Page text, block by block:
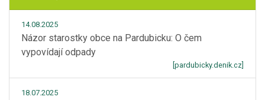
14.08.2025
Názor starostky obce na Pardubicku: O čem
vypovídají odpady
[pardubicky.denik.cz]
18.07.2025